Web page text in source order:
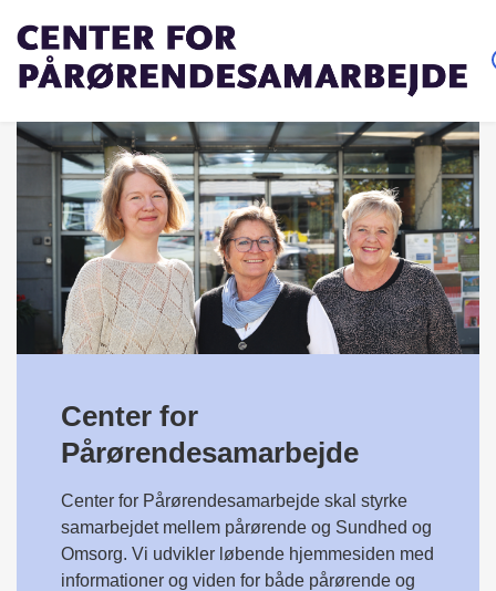
Center for
Pårørendesamarbejde
Center for Pårørendesamarbejde skal styrke
samarbejdet mellem pårørende og Sundhed og
Omsorg. Vi udvikler løbende hjemmesiden med
informationer og viden for både pårørende og